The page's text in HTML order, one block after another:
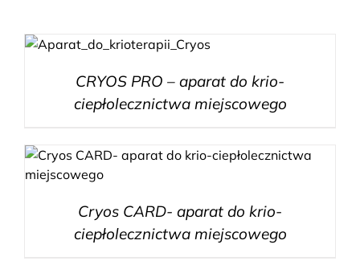
CRYOS PRO – aparat do krio-
ciepłolecznictwa miejscowego
Cryos CARD- aparat do krio-
ciepłolecznictwa miejscowego